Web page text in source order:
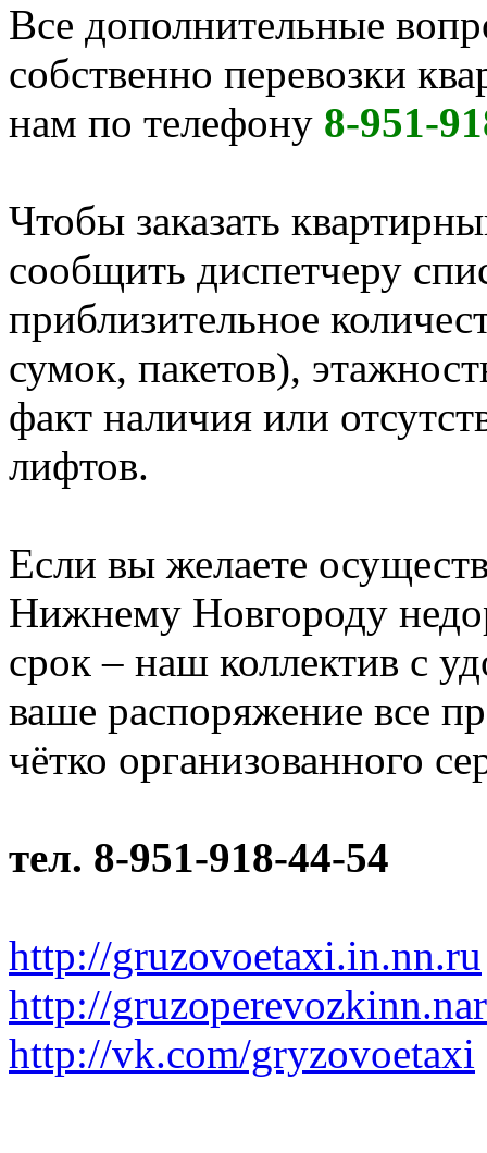
Все дополнительные
собственно перевозки
нам по телефону 8-951-
Чтобы заказать
сообщить диспетчеру
приблизительное
сумок, пакетов),
факт наличия или
лифтов.
Если вы желаете
Нижнему Новгороду
срок – наш коллектив с
ваше распоряжение все
чётко организованного
тел. 8-951-918-44-54
http://gruzovoetaxi.in.nn.ru
http://
http://vk.com/gryzovoetaxi